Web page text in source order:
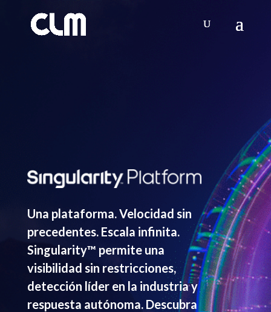
Una plataforma. Velocidad sin
precedentes. Escala infinita.
Singularity™ permite una
visibilidad sin restricciones,
detección líder en la industria y
respuesta autónoma. Descubra